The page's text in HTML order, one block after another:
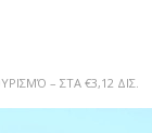
– ΣΤΑ €3,12 ΔΙΣ.